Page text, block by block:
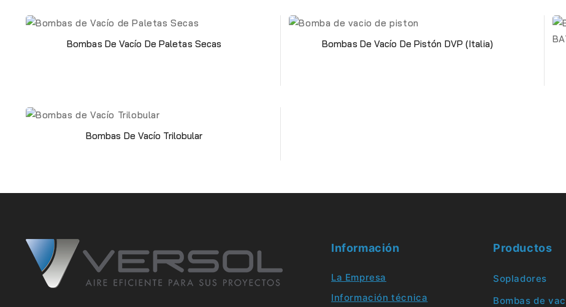
Bombas De Vacío De Paletas Secas
Bombas De Vacío De Pistón DVP (Italia)
Bombas De Vacío Trilobular
Información
La Empresa
Información técnica
Productos
Sopladores
Bombas de